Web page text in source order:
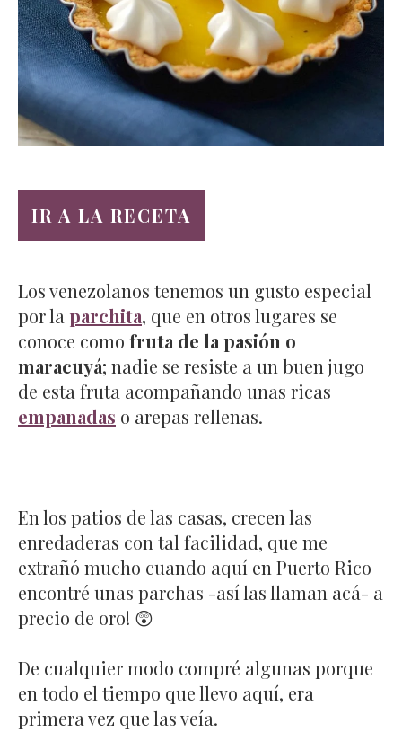
IR A LA RECETA
Los venezolanos tenemos un gusto especial
por la parchita, que en otros lugares se
conoce como fruta de la pasión o
maracuyá; nadie se resiste a un buen jugo
de esta fruta acompañando unas ricas
empanadas o arepas rellenas.
En los patios de las casas, crecen las
enredaderas con tal facilidad, que me
extrañó mucho cuando aquí en Puerto Rico
encontré unas parchas -así las llaman acá- a
precio de oro! 😲
De cualquier modo compré algunas porque
en todo el tiempo que llevo aquí, era
primera vez que las veía.